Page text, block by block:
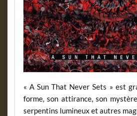
« A Sun That Never Sets » est
forme, son attirance, son
serpentins lumineux et autres